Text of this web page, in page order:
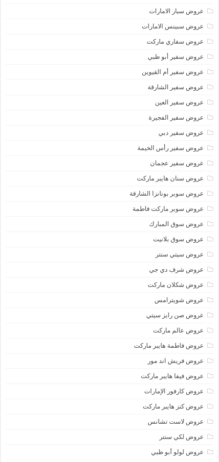
عروض سبار الامارات
عروض سبينس الامارات
عروض سفاري ماركت
عروض سفير أبو ظبي
عروض سفير أم القيوين
عروض سفير الشارقة
عروض سفير العين
عروض سفير الفجيرة
عروض سفير دبي
عروض سفير رأس الخيمة
عروض سفير عجمان
عروض سنان هايبر ماركت
عروض سوبر بونانزا الشارقة
عروض سوبر ماركت فاطمة
عروض سوق المبارك
عروض سوق بلانيت
عروض سيتي سنتر
عروض شرف دي جي
عروض شكلان ماركت
عروض شويترامس
عروض صن رايز سيتي
عروض عالم ماركت
عروض فاطمة هايبر ماركت
عروض فريش اند مور
عروض فيفا هايبر ماركت
عروض كارفور الإمارات
عروض كنز هايبر ماركت
عروض لاست تشانس
عروض لكي سنتر
عروض لولو أبو ظبي